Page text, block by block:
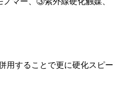
用することで更に硬化スピー